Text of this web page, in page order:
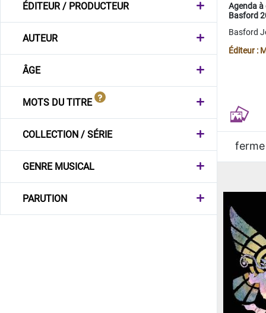
ÉDITEUR / PRODUCTEUR
AUTEUR
ÂGE
MOTS DU TITRE
COLLECTION / SÉRIE
GENRE MUSICAL
PARUTION
Agenda
Basford
Basford
Éditeur :
ferme